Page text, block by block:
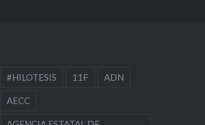
#HILOTESIS 11F ADN
AECC